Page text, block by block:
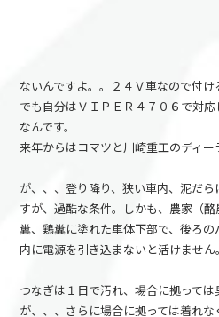
ないんですよ。。２４Ｖ車なので付け
でも自分はＶＩＰＥＲ４７０６で対
なんです。
来年からはコマツと川崎重工のディー
が、、、登り降り、狭い車内、泥だ
すが、過酷な条件。しかも、農家（
糞、鶏糞に塗れた車体下部で、後ろ
内に電源を引き込まないと活けません
つなぎは１日で汚れ、場合に拠って
が、、、さらに場合に拠っては着れ